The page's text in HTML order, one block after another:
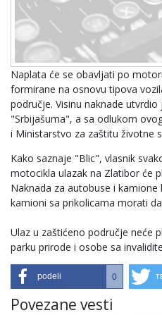
Naplata će se obavljati po
formirane na osnovu tipova
područje. Visinu naknade
"Srbijašuma", a sa odlukom
i Ministarstvo za zaštitu životne
Kako saznaje "Blic", vlasnik
motocikla ulazak na Zlatibor će
Naknada za autobuse i
kamioni sa prikolicama morati
Ulaz u zaštićeno područje neće
parku prirode i osobe sa
podeli 0
Povezane vesti